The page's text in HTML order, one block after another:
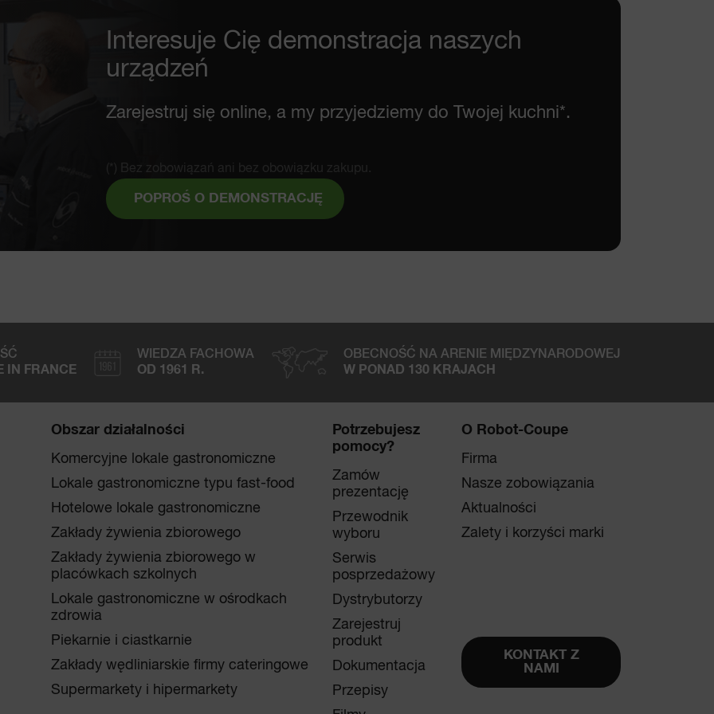
Interesuje Cię demonstracja naszych
urządzeń
Zarejestruj się online, a my przyjedziemy do Twojej kuchni*.
(*) Bez zobowiązań ani bez obowiązku zakupu.
POPROŚ O DEMONSTRACJĘ
IN FRANCE
WIEDZA FACHOWA
OD 1961 R.
OBECNOŚĆ NA ARENIE MIĘDZYNARODOWEJ
W PONAD 130 KRAJACH
Obszar działalności
Komercyjne lokale gastronomiczne
Lokale gastronomiczne typu fast-food
Hotelowe lokale gastronomiczne
Zakłady żywienia zbiorowego
Zakłady żywienia zbiorowego w
placówkach szkolnych
Lokale gastronomiczne w ośrodkach
zdrowia
Piekarnie i ciastkarnie
Zakłady wędliniarskie firmy cateringowe
Supermarkety i hipermarkety
Potrzebujesz
pomocy?
Zamów
prezentację
Przewodnik
wyboru
Serwis
posprzedażowy
Dystrybutorzy
Zarejestruj
produkt
Dokumentacja
Przepisy
O Robot-Coupe
Firma
Nasze zobowiązania
Aktualności
Zalety i korzyści marki
KONTAKT Z
NAMI